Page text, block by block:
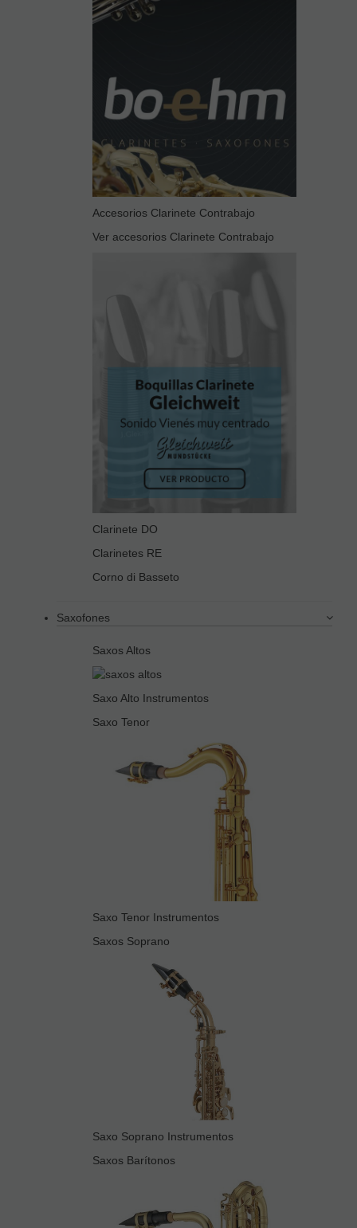
Accesorios Clarinete Contrabajo
Ver accesorios Clarinete Contrabajo
Clarinete DO
Clarinetes RE
Corno di Basseto
Saxofones
Saxos Altos
Saxo Alto Instrumentos
Saxo Tenor
Saxo Tenor Instrumentos
Saxos Soprano
Saxo Soprano Instrumentos
Saxos Barítonos